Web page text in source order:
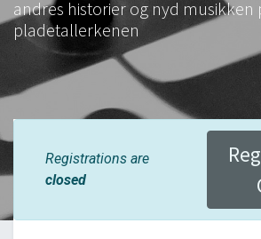
andres historier og nyd musikken
pladetallerkenen
Registrations are
closed